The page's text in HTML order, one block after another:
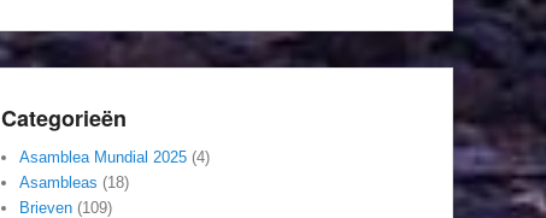
Categorieën
Asamblea Mundial 2025 (4)
Asambleas (18)
Brieven (109)